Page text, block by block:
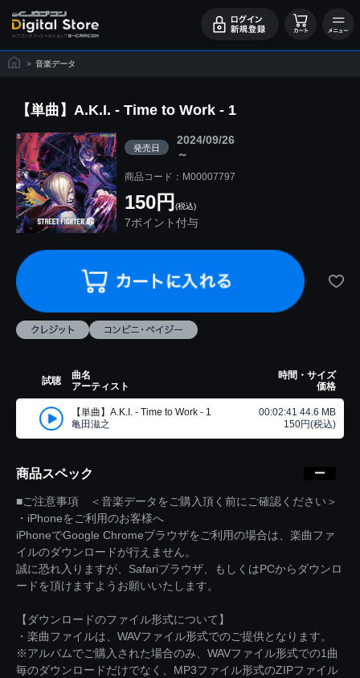
> 音楽データ
【単曲】A.K.I. - Time to Work - 1
発売日
2024/09/26
～
商品コード：M00007797
150円 (税込)
7ポイント付与
試聴
曲名
アーティスト
時間・サイズ
価格
【単曲】A.K.I. - Time to Work - 1
亀田滋之
00:02:41 44.6 MB
150円(税込)
商品スペック
■ご注意事項 ＜音楽データをご購入頂く前にご確認ください＞
・iPhoneをご利用のお客様へ
iPhoneでGoogle Chromeブラウザをご利用の場合は、楽曲ファ
イルのダウンロードが行えません。
誠に恐れ入りますが、Safariブラウザ、もしくはPCからダウンロ
ードを頂けますようお願いいたします。
【ダウンロードのファイル形式について】
・楽曲ファイルは、WAVファイル形式でのご提供となります。
※アルバムでご購入された場合のみ、WAVファイル形式での1曲
毎のダウンロードだけでなく、MP3ファイル形式のZIPファイル